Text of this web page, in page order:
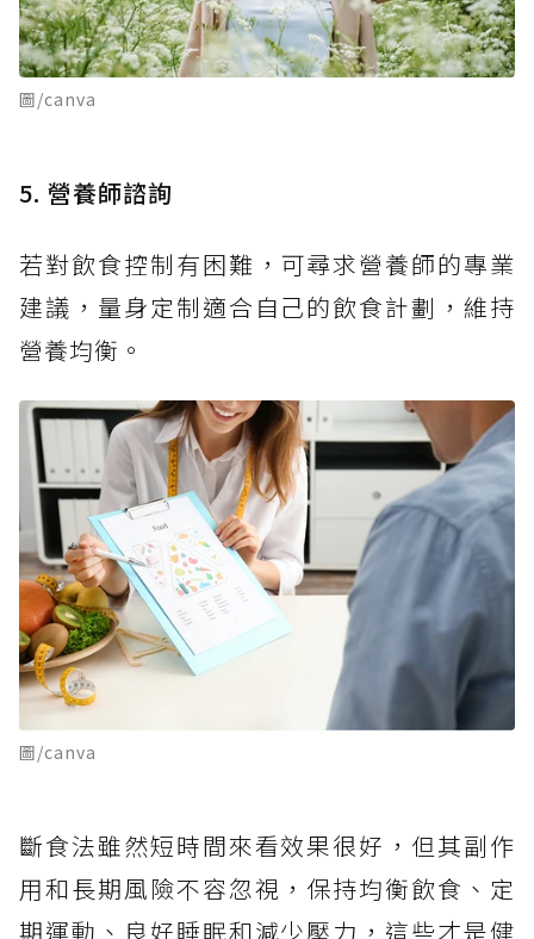
圖/canva
5. 營養師諮詢
若對飲食控制有困難，可尋求營養師的專業
建議，量身定制適合自己的飲食計劃，維持
營養均衡。
圖/canva
斷食法雖然短時間來看效果很好，但其副作
用和長期風險不容忽視，保持均衡飲食、定
期運動、良好睡眠和減少壓力，這些才是健